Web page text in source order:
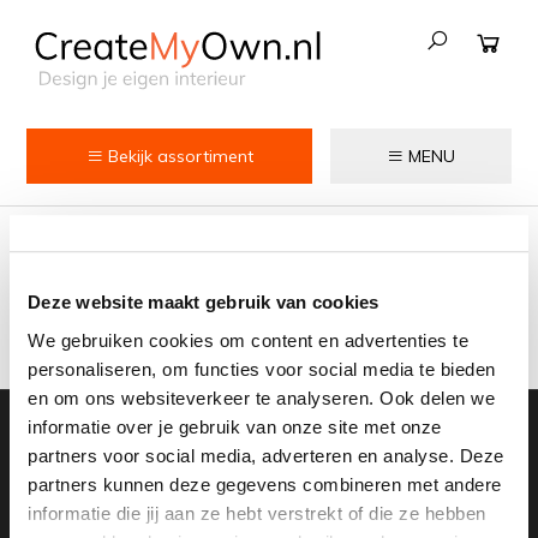
Deze website maakt gebruik van cookies
We gebruiken cookies om content en advertenties te
personaliseren, om functies voor social media te bieden
en om ons websiteverkeer te analyseren. Ook delen we
informatie over je gebruik van onze site met onze
partners voor social media, adverteren en analyse. Deze
partners kunnen deze gegevens combineren met andere
informatie die jij aan ze hebt verstrekt of die ze hebben
Bekijk assortiment
Kokend water kranen
Keukenkranen
Spoelbakken
Zeepdispensers
Voedselrestenvermalers
Afvalemmers
MENU
Tags
Home/Tags
Meld je aan voor onze nieuwsbrief: